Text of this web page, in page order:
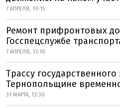
7 АПРЕЛЯ, 19:15
Ремонт прифронтовых
Госспецслужбе
7 АПРЕЛЯ, 13:10
Трассу
Тернопольщине
31 МАРТА, 13:30